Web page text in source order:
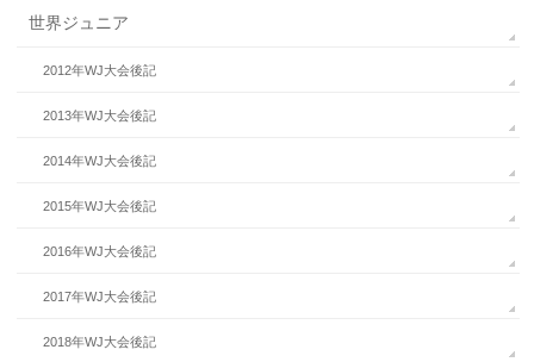
世界ジュニア
2012年WJ大会後記
2013年WJ大会後記
2014年WJ大会後記
2015年WJ大会後記
2016年WJ大会後記
2017年WJ大会後記
2018年WJ大会後記